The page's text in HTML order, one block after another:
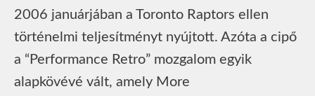
2006 januárjában a Toronto Raptors ellen
történelmi teljesítményt nyújtott. Azóta a cipő
a “Performance Retro” mozgalom egyik
alapkövévé vált, amely More